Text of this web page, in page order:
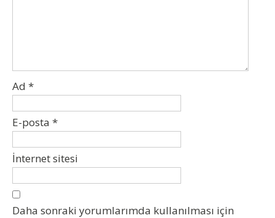
Ad *
E-posta *
İnternet sitesi
Daha sonraki yorumlarımda kullanılması için